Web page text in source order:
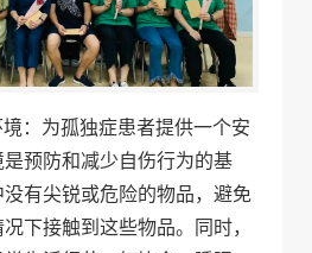
：为孤独症患者提供一个安
预防和减少自伤行为的基
有尖锐或危险的物品，避免
下接触到这些物品。同时，